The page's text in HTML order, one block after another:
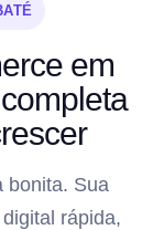
em
bonita. Sua
rápida,